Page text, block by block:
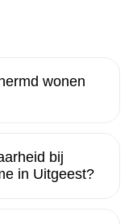
wonen
bij
in Uitgeest?